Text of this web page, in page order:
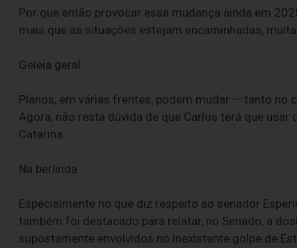
Por que então provocar essa mudança ainda em
mais que as situações estejam encaminhadas,
Geleia geral
Planos, em várias frentes, podem mudar — tanto no
Agora, não resta dúvida de que Carlos terá que
Catarina.
Na berlinda
Especialmente no que diz respeito ao senador
também foi destacado para relatar, no Senado, a
supostamente envolvidos no inexistente golpe de